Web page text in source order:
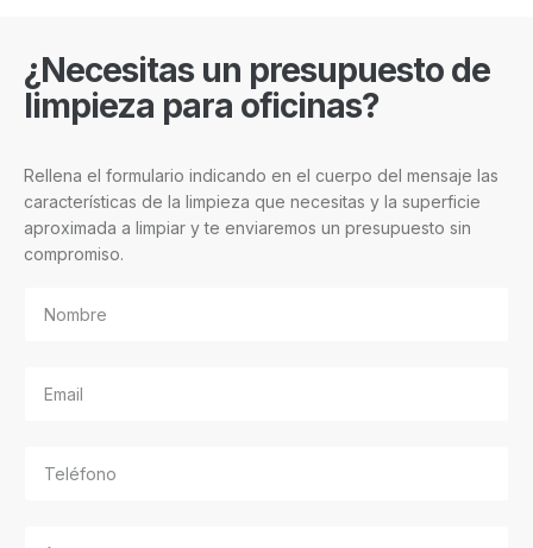
¿Necesitas un presupuesto de
limpieza para oficinas?
Rellena el formulario indicando en el cuerpo del mensaje las
características de la limpieza que necesitas y la superficie
aproximada a limpiar y te enviaremos un presupuesto sin
compromiso.